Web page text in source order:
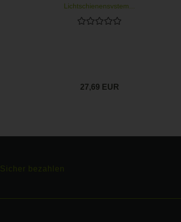
Lichtschienensystem...
27,69 EUR
Sicher bezahlen